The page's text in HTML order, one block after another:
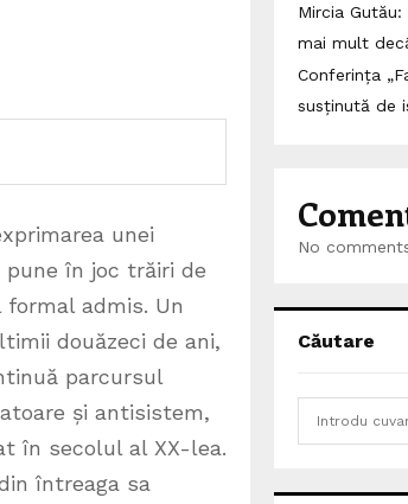
unei
în joc trăiri de
admis. Un
douăzeci de ani,
parcursul
și antisistem,
în secolul al XX-lea.
întreaga sa
Mircia Gutău:
mai mult
Conferința
susținută de
No
Căutare